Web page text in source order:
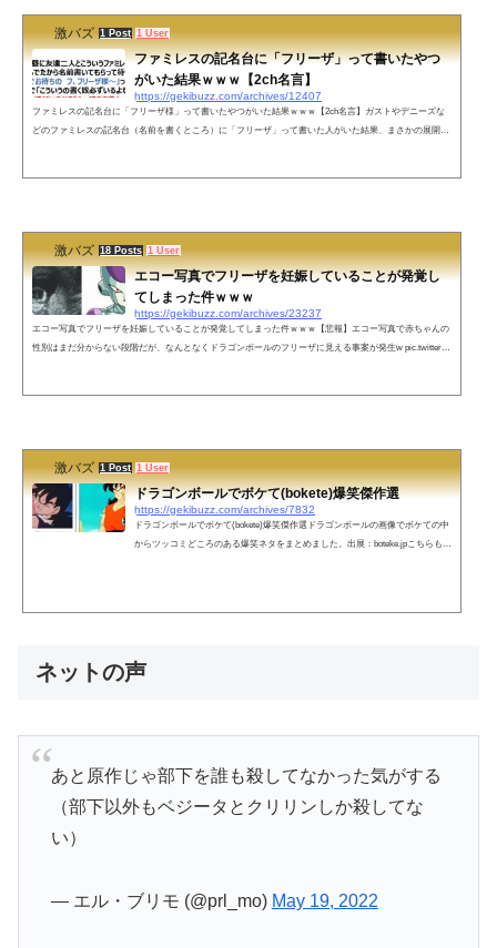
激バズ 1 Post 1 User
ファミレスの記名台に「フリーザ」って書いたやつ
がいた結果ｗｗｗ【2ch名言】
https://gekibuzz.com/archives/12407
ファミレスの記名台に「フリーザ様」って書いたやつがいた結果ｗｗｗ【2ch名言】ガストやデニーズな
どのファミレスの記名台（名前を書くところ）に「フリーザ」って書いた人がいた結果、まさかの展開に
激バズ 18 Posts 1 User
エコー写真でフリーザを妊娠していることが発覚し
てしまった件ｗｗｗ
https://gekibuzz.com/archives/23237
エコー写真でフリーザを妊娠していることが発覚してしまった件ｗｗｗ【悲報】エコー写真で赤ちゃんの
性別はまだ分からない段階だが、なんとなくドラゴンボールのフリーザに見える事案が発生w pic.twitter.c
激バズ 1 Post 1 User
ドラゴンボールでボケて(bokete)爆笑傑作選
https://gekibuzz.com/archives/7832
ドラゴンボールでボケて(bokete)爆笑傑作選ドラゴンボールの画像でボケての中
からツッコミどころのある爆笑ネタをまとめました。出展：boteke.jpこちらもオ
ネットの声
あと原作じゃ部下を誰も殺してなかった気がする
（部下以外もベジータとクリリンしか殺してな
い）
— エル・ブリモ (@prl_mo) May 19, 2022